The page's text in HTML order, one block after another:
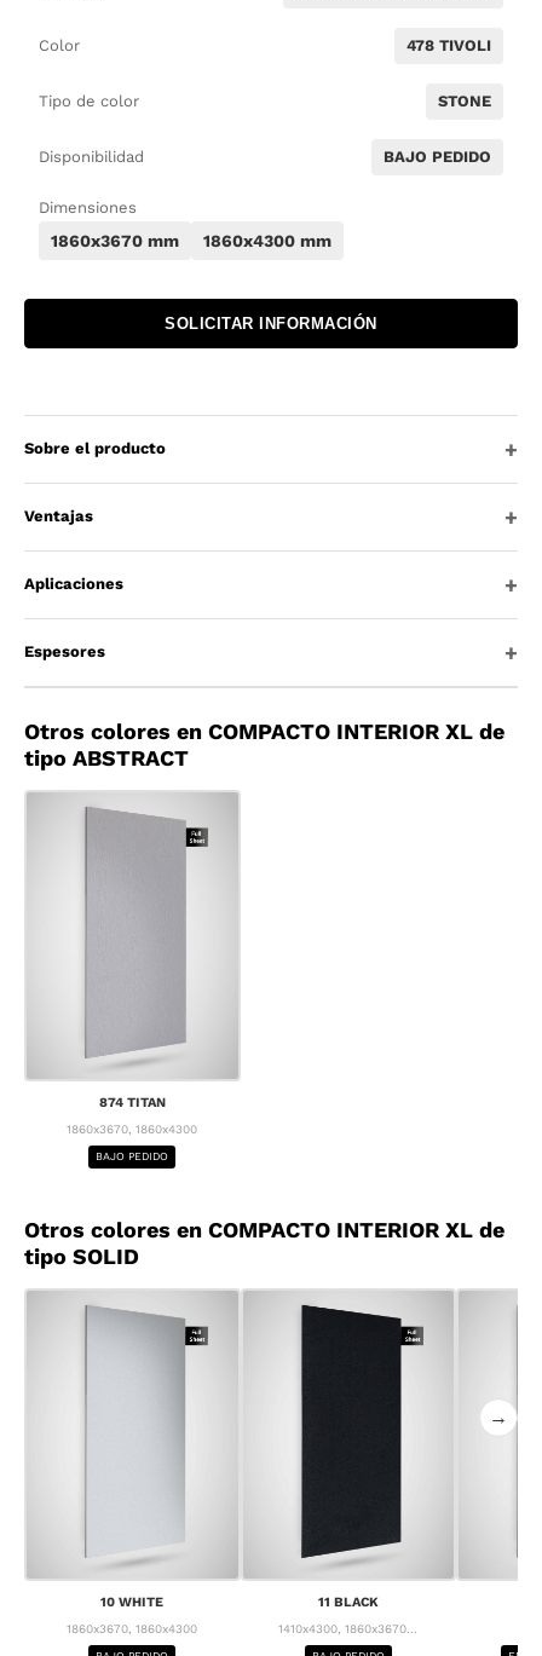
Color 478 TIVOLI
Tipo de color STONE
Disponibilidad BAJO PEDIDO
Dimensiones
1860x3670 mm 1860x4300 mm
SOLICITAR INFORMACIÓN
Sobre el producto
Ventajas
Aplicaciones
Espesores
Otros colores en COMPACTO INTERIOR XL de
tipo ABSTRACT
874 TITAN
1860x3670, 1860x4300
BAJO PEDIDO
Otros colores en COMPACTO INTERIOR XL de
tipo SOLID
10 WHITE
1860x3670, 1860x4300
11 BLACK
1410x4300, 1860x3670...
→